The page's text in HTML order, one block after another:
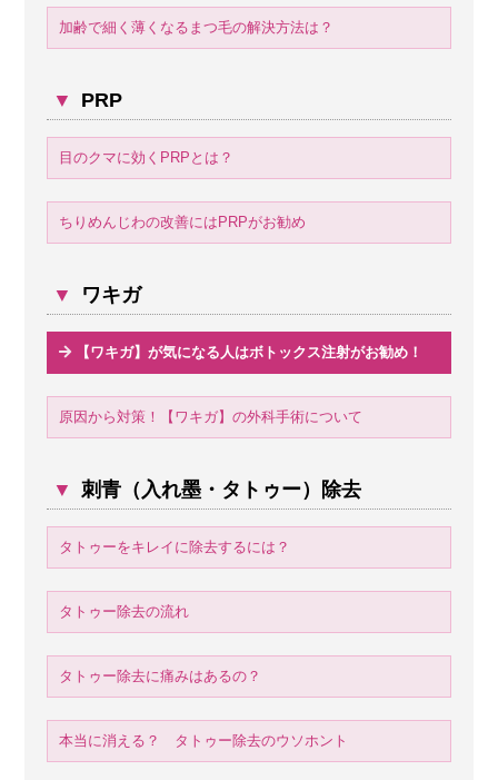
加齢で細く薄くなるまつ毛の解決方法は？
▼ PRP
目のクマに効くPRPとは？
ちりめんじわの改善にはPRPがお勧め
▼ ワキガ
【ワキガ】が気になる人はボトックス注射がお勧め！
原因から対策！【ワキガ】の外科手術について
▼ 刺青（入れ墨・タトゥー）除去
タトゥーをキレイに除去するには？
タトゥー除去の流れ
タトゥー除去に痛みはあるの？
本当に消える？ タトゥー除去のウソホント